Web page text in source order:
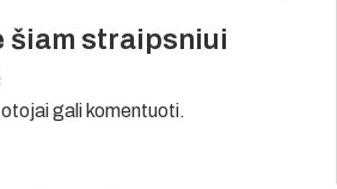
šiam straipsniui
gali komentuoti.